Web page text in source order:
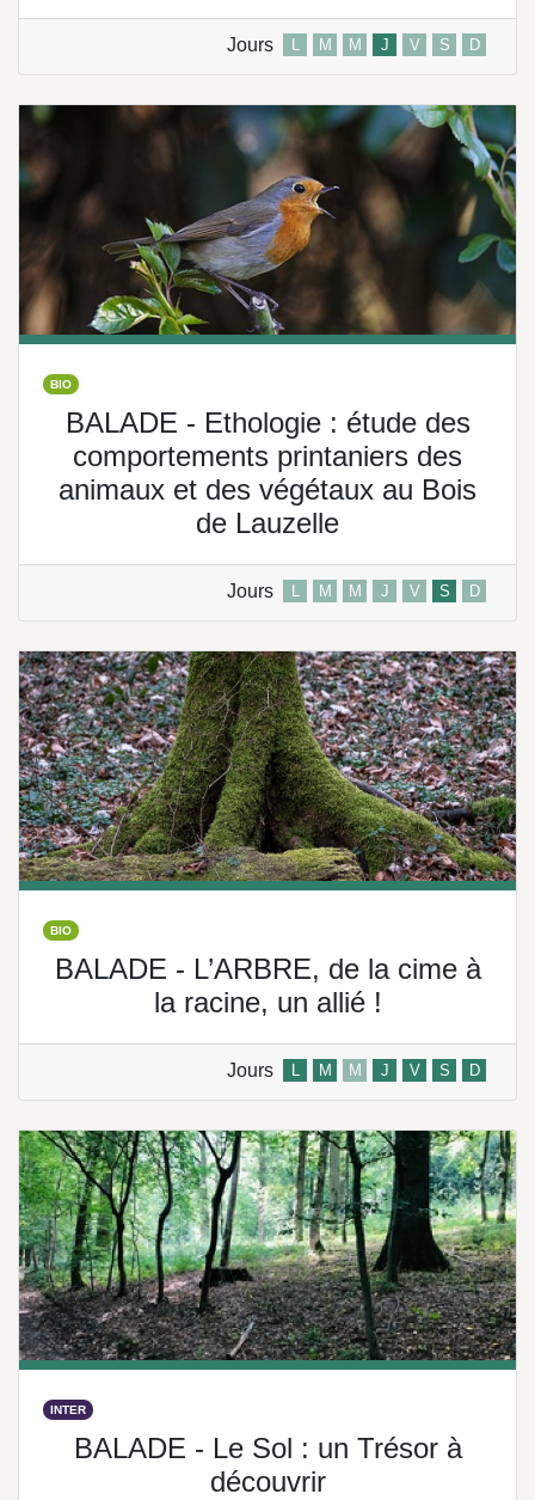
Jours L M M J V S D
BIO
BALADE - Ethologie : étude des
comportements printaniers des
animaux et des végétaux au Bois
de Lauzelle
Jours L M M J V S D
BIO
BALADE - L’ARBRE, de la cime à
la racine, un allié !
Jours L M M J V S D
INTER
BALADE - Le Sol : un Trésor à
découvrir